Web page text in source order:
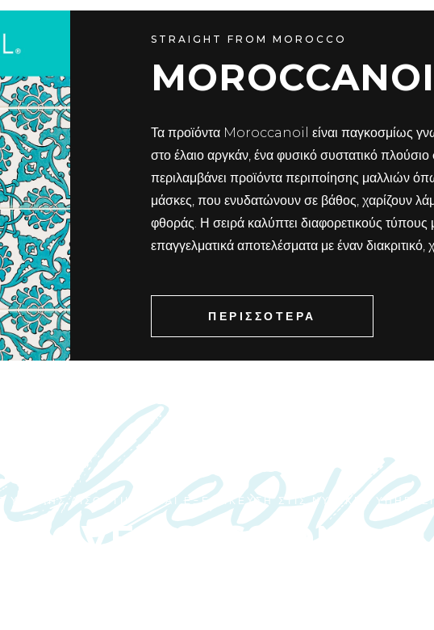
STRAIGHT FROM MOROCCO
Τα προϊόντα Moroccanoil είναι παγκοσμίως
στο έλαιο αργκάν, ένα φυσικό συστατικό πλούσιο
περιλαμβάνει προϊόντα περιποίησης
μάσκες, που ενυδατώνουν σε βάθος, χαρίζουν
φθοράς. Η σειρά καλύπτει διαφορετικούς
επαγγελματικά αποτελέσματα με έναν
ΠΕΡΙΣΣΟΤΕΡΑ
ΥΨΗΛΗΣ ΑΙΣΘΗΤΙΚΗΣ ΚΑΙ ΕΞΕΙΔΙΚΕΥΣΗ ΣΤΙΣ ΝΥΦΙΚΕΣ
SESSIONS &